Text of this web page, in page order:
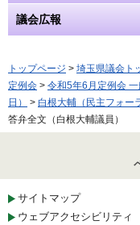
議会広報
トップページ > 埼玉県議会ト
定例会 > 令和5年6月定例会
日）
> 白根大輔（民主フォー
答弁全文（白根大輔議員）
サイトマップ
ウェブアクセシビリティ